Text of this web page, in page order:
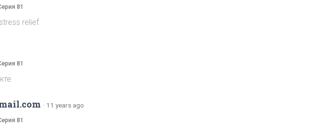
81
relief.
81
· 11 years ago
81